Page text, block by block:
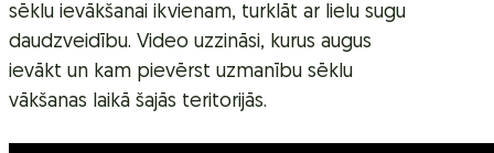
sēklu ievākšanai ikvienam, turklāt ar lielu sugu
daudzveidību. Video uzzināsi, kurus augus
ievākt un kam pievērst uzmanību sēklu
vākšanas laikā šajās teritorijās.